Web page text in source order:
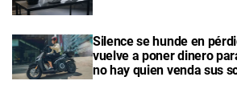
Silence se hunde en
vuelve a poner dinero
no hay quien venda sus